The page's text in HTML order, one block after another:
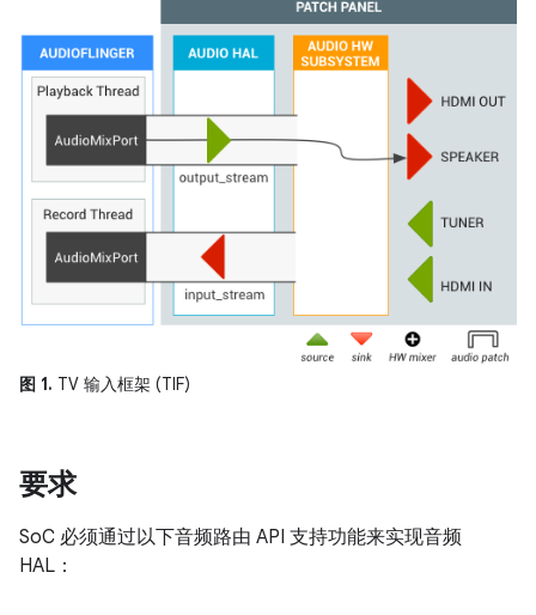
图 1. TV 输入框架 (TIF)
要求
SoC 必须通过以下音频路由 API 支持功能来实现音频
HAL：